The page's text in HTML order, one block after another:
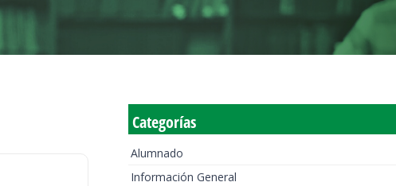
Categorías
Alumnado
Información General